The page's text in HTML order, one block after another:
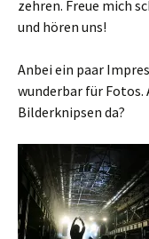
zehren. Freue mich
und hören uns!
Anbei ein paar
wunderbar für Fotos.
Bilderknipsen da?